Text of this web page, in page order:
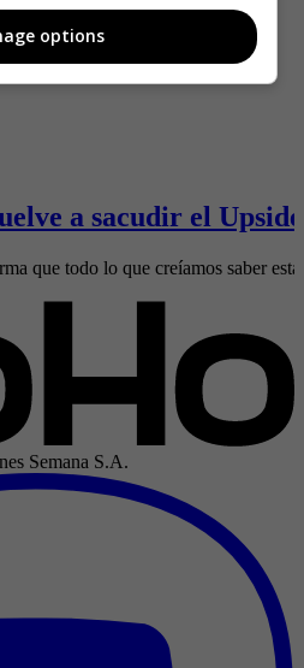
a sacudir el
que todo lo que creíamos saber
Semana S.A.
options